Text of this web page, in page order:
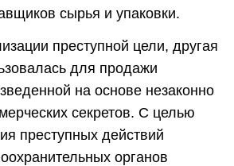
сырья и упаковки.
преступной цели, другая
для продажи
на основе незаконно
секретов. С целью
преступных действий
органов